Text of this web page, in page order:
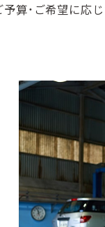
・ご希望に応